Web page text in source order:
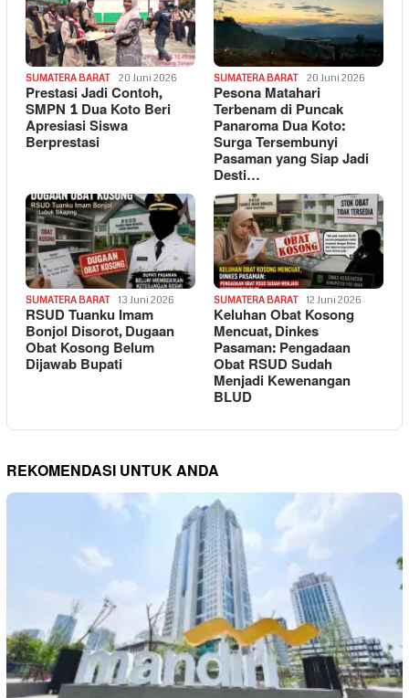
SUMATERA BARAT 20 Juni 2026
Prestasi Jadi Contoh,
SMPN 1 Dua Koto Beri
Apresiasi Siswa
Berprestasi
SUMATERA BARAT 20 Juni 2026
Pesona Matahari
Terbenam di Puncak
Panaroma Dua Koto:
Surga Tersembunyi
Pasaman yang Siap Jadi
Desti…
SUMATERA BARAT 13 Juni 2026
RSUD Tuanku Imam
Bonjol Disorot, Dugaan
Obat Kosong Belum
Dijawab Bupati
SUMATERA BARAT 12 Juni 2026
Keluhan Obat Kosong
Mencuat, Dinkes
Pasaman: Pengadaan
Obat RSUD Sudah
Menjadi Kewenangan
BLUD
REKOMENDASI UNTUK ANDA